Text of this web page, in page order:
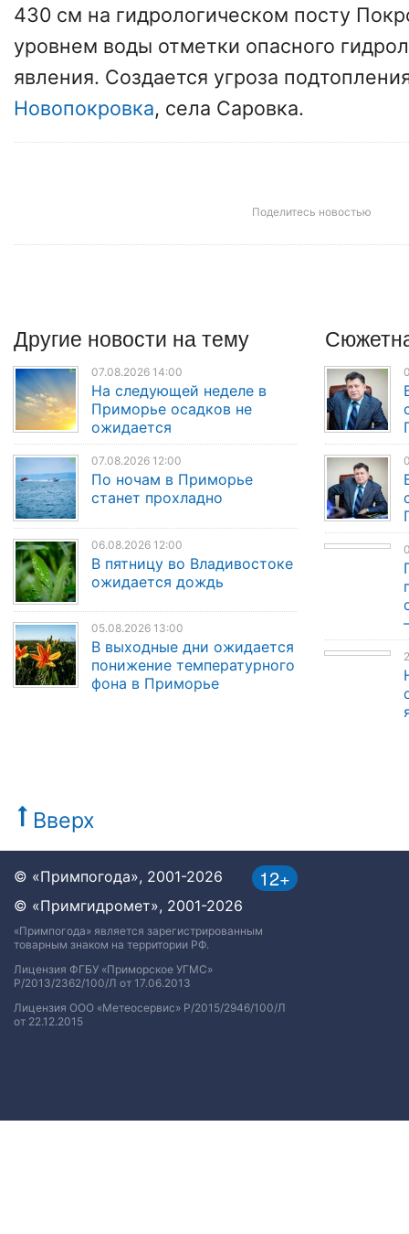
430 см на гидрологическом посту
уровнем воды отметки опасного
явления. Создается угроза
Новопокровка, села Саровка.
Поделитесь новостью
Другие новости на тему
07.08.2026 14:00
На следующей неделе в
Приморье осадков не
ожидается
07.08.2026 12:00
По ночам в Приморье
станет прохладно
06.08.2026 12:00
В пятницу во Владивостоке
ожидается дождь
05.08.2026 13:00
В выходные дни ожидается
понижение температурного
фона в Приморье
Вверх
12+
© «Примпогода», 2001-2026
© «Примгидромет», 2001-2026
«Примпогода» является зарегистрированным
товарным знаком на территории РФ.
Лицензия ФГБУ «Приморское УГМС»
Р/2013/2362/100/Л от 17.06.2013
Лицензия ООО «Метеосервис» Р/2015/2946/100/Л
от 22.12.2015